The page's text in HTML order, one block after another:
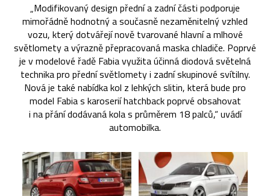
„Modifikovaný design přední a zadní části podporuje
mimořádně hodnotný a současně nezaměnitelný vzhled
vozu, který dotvářejí nově tvarované hlavní a mlhové
světlomety a výrazně přepracovaná maska chladiče. Poprvé
je v modelové řadě Fabia využita účinná diodová světelná
technika pro přední světlomety i zadní skupinové svítilny.
Nová je také nabídka kol z lehkých slitin, která bude pro
model Fabia s karoserií hatchback poprvé obsahovat
i na přání dodávaná kola s průměrem 18 palců,“ uvádí
automobilka.